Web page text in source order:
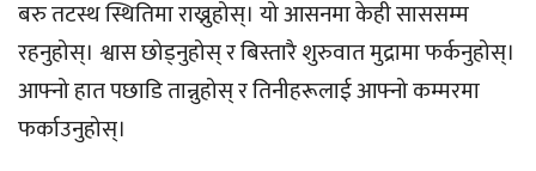
बरु तटस्थ स्थितिमा राख्नुहोस्। यो आसनमा केही साससम्म
रहनुहोस्। श्वास छोड्नुहोस् र बिस्तारै शुरुवात मुद्रामा फर्कनुहोस्।
आफ्नो हात पछाडि तान्नुहोस् र तिनीहरूलाई आफ्नो कम्मरमा
फर्काउनुहोस्।